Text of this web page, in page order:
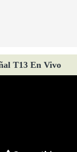
T13 En Vivo